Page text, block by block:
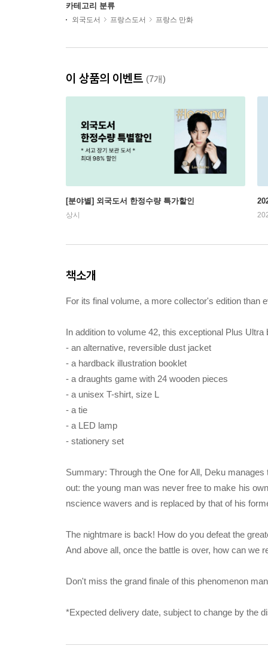
카테고리 분류
외국도서 프랑스도서 프랑스 만화
이 상품의 이벤트 (7개)
[분야별] 외국도서 한정수량 특가할인
상시
책소개
For its final volume, a more collector's edition than
In addition to volume 42, this exceptional Plus Ultra
- an alternative, reversible dust jacket
- a hardback illustration booklet
- a draughts game with 24 wooden pieces
- a unisex T-shirt, size L
- a tie
- a LED lamp
- stationery set
Summary: Through the One for All, Deku
out: the young man was never free to make his
nscience wavers and is replaced by that of his
The nightmare is back! How do you defeat the
And above all, once the battle is over, how can we
Don't miss the grand finale of this phenomenon
*Expected delivery date, subject to change by the